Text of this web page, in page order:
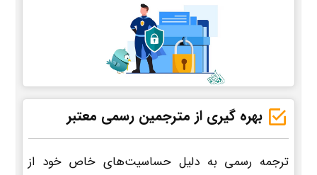
بهره گیری از مترجمین رسمی معتبر
ترجمه رسمی به دلیل حساسیت‌های خاص خود از